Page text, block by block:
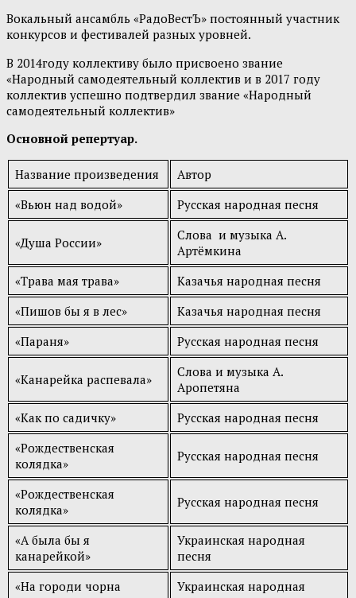
Вокальный ансамбль «РадоВестЪ» постоянный участник
конкурсов и фестивалей разных уровней.
В 2014году коллективу было присвоено звание
«Народный самодеятельный коллектив и в 2017 году
коллектив успешно подтвердил звание «Народный
самодеятельный коллектив»
Основной репертуар.
Название произведения
Автор
«Вьюн над водой»
Русская народная песня
«Душа России»
Слова и музыка А.
Артёмкина
«Трава мая трава»
Казачья народная песня
«Пишов бы я в лес»
Казачья народная песня
«Параня»
Русская народная песня
«Канарейка распевала»
Слова и музыка А.
Аропетяна
«Как по садичку»
Русская народная песня
«Рождественская
колядка»
Русская народная песня
«Рождественская
колядка»
Русская народная песня
«А была бы я
канарейкой»
Украинская народная
песня
«На городи чорна
Украинская народная